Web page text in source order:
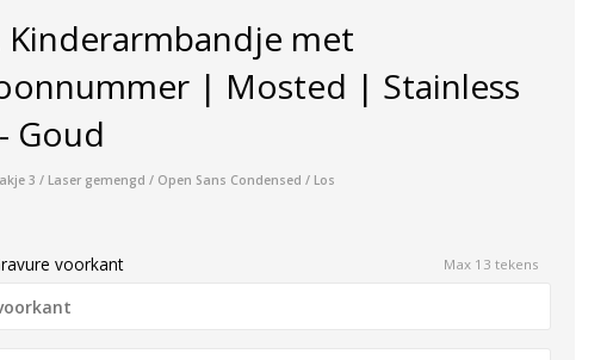
Kinderarmbandje met
| Mosted | Stainless
Goud
3 / Laser gemengd / Open Sans Condensed / Los
voorkant Max 13 tekens